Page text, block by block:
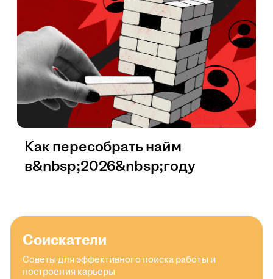
Как пересобрать найм
в&nbsp;2026&nbsp;году
Соискатели
Советы для эффективного поиска работы и
построения карьеры